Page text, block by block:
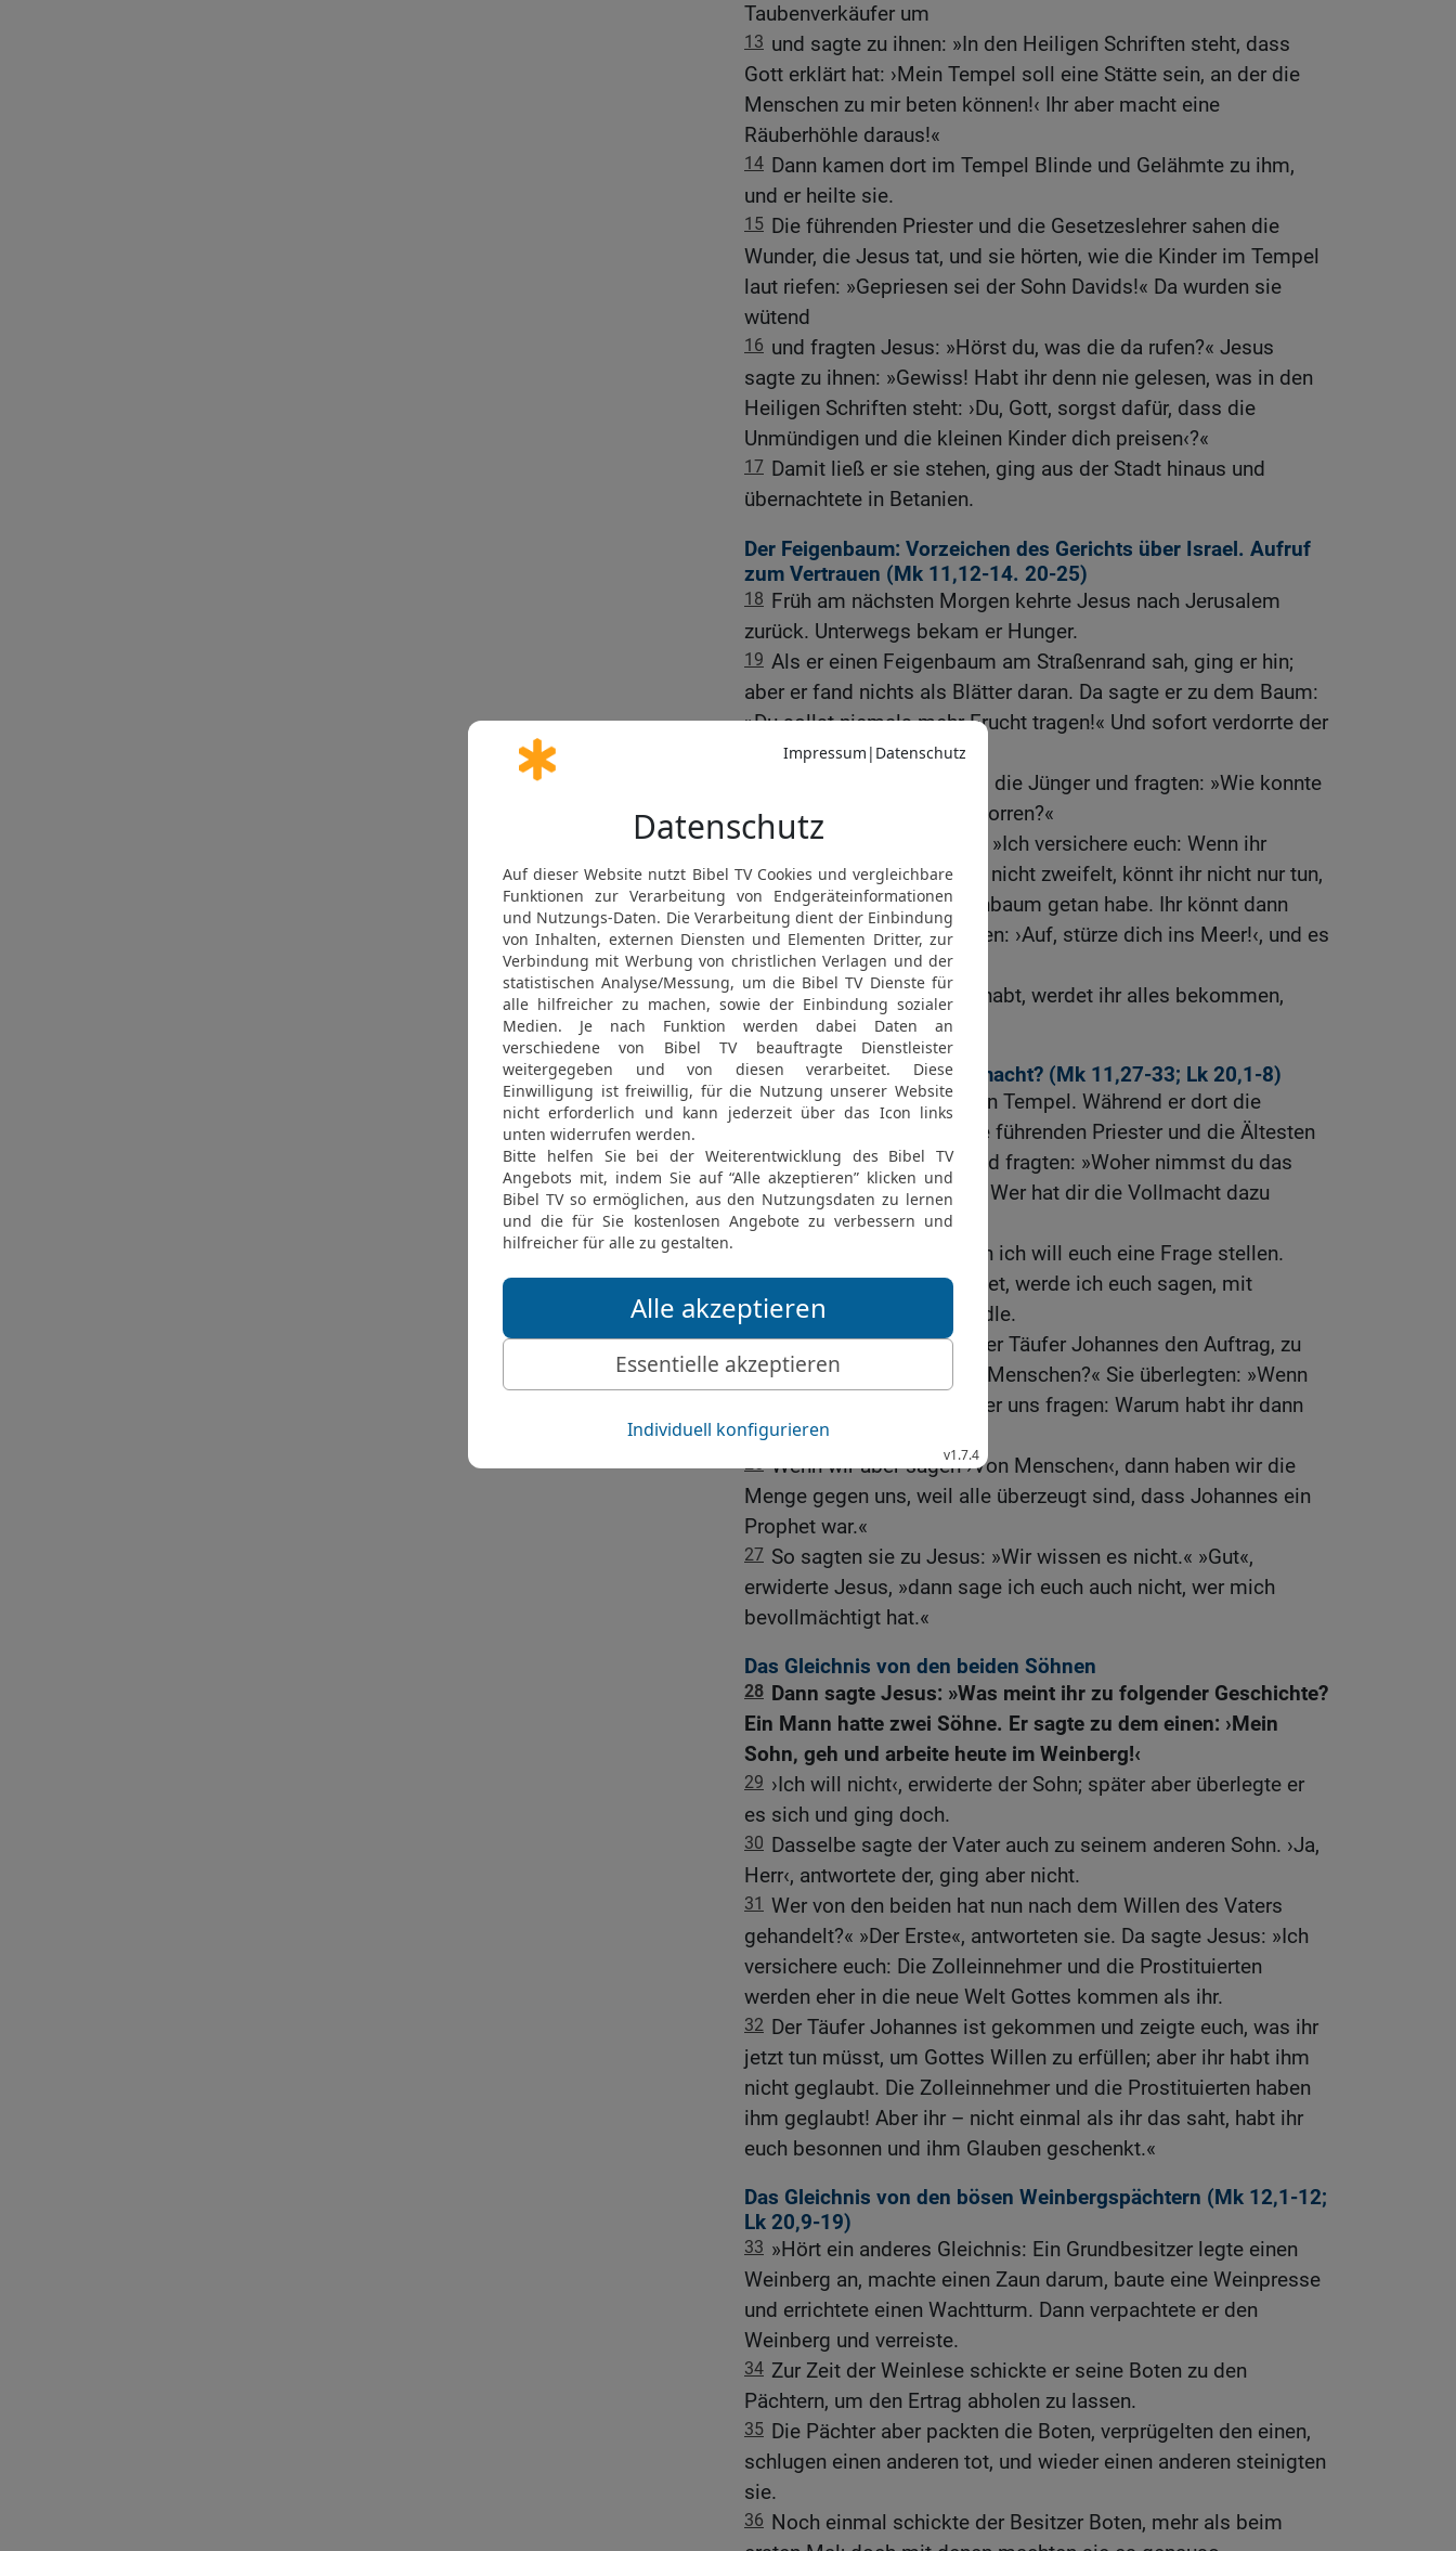
Taubenverkäufer um
13 und sagte zu ihnen: »In den Heiligen Schriften steht, dass
Gott erklärt hat: ›Mein Tempel soll eine Stätte sein, an der die
Menschen zu mir beten können!‹ Ihr aber macht eine
Räuberhöhle daraus!«
14 Dann kamen dort im Tempel Blinde und Gelähmte zu ihm,
und er heilte sie.
15 Die führenden Priester und die Gesetzeslehrer sahen die
Wunder, die Jesus tat, und sie hörten, wie die Kinder im Tempel
laut riefen: »Gepriesen sei der Sohn Davids!« Da wurden sie
wütend
16 und fragten Jesus: »Hörst du, was die da rufen?« Jesus
sagte zu ihnen: »Gewiss! Habt ihr denn nie gelesen, was in den
Heiligen Schriften steht: ›Du, Gott, sorgst dafür, dass die
Unmündigen und die kleinen Kinder dich preisen‹?«
17 Damit ließ er sie stehen, ging aus der Stadt hinaus und
übernachtete in Betanien.
Der Feigenbaum: Vorzeichen des Gerichts über Israel. Aufruf
zum Vertrauen (Mk 11,12-14. 20-25)
18 Früh am nächsten Morgen kehrte Jesus nach Jerusalem
zurück. Unterwegs bekam er Hunger.
19 Als er einen Feigenbaum am Straßenrand sah, ging er hin;
aber er fand nichts als Blätter daran. Da sagte er zu dem Baum:
»Du sollst niemals mehr Frucht tragen!« Und sofort verdorrte der
Baum.
Voller Staunen sahen es die Jünger und fragten: »Wie konnte
der Baum so plötzlich verdorren?«
21 Jesus antwortete ihnen: »Ich versichere euch: Wenn ihr
Vertrauen zu Gott habt und nicht zweifelt, könnt ihr nicht nur tun,
was ich mit diesem Feigenbaum getan habe. Ihr könnt dann
sogar zu diesem Berg sagen: ›Auf, stürze dich ins Meer!‹, und es
wird geschehen.
22 Wenn ihr nur Vertrauen habt, werdet ihr alles bekommen,
worum ihr Gott bittet.«
Woher hat Jesus die Vollmacht? (Mk 11,27-33; Lk 20,1-8)
23 Jesus ging wieder in den Tempel. Während er dort die
Menschen lehrte, traten die führenden Priester und die Ältesten
des Volkes an ihn heran und fragten: »Woher nimmst du das
Recht, hier so aufzutreten? Wer hat dir die Vollmacht dazu
gegeben?«
Jesus antwortete: »Auch ich will euch eine Frage stellen.
Wenn ihr sie mir beantwortet, werde ich euch sagen, mit
welchem Recht ich so handle.
25 Sagt mir: Woher hatte der Täufer Johannes den Auftrag, zu
taufen? Von Gott oder von Menschen?« Sie überlegten: »Wenn
wir sagen ›Von Gott‹, wird er uns fragen: Warum habt ihr dann
Johannes nicht geglaubt?
Wenn wir aber sagen ›Von Menschen‹, dann haben wir die
Menge gegen uns, weil alle überzeugt sind, dass Johannes ein
Prophet war.«
27 So sagten sie zu Jesus: »Wir wissen es nicht.« »Gut«,
erwiderte Jesus, »dann sage ich euch auch nicht, wer mich
bevollmächtigt hat.«
Das Gleichnis von den beiden Söhnen
28 Dann sagte Jesus: »Was meint ihr zu folgender Geschichte?
Ein Mann hatte zwei Söhne. Er sagte zu dem einen: ›Mein
Sohn, geh und arbeite heute im Weinberg!‹
29 ›Ich will nicht‹, erwiderte der Sohn; später aber überlegte er
es sich und ging doch.
30 Dasselbe sagte der Vater auch zu seinem anderen Sohn. ›Ja,
Herr‹, antwortete der, ging aber nicht.
31 Wer von den beiden hat nun nach dem Willen des Vaters
gehandelt?« »Der Erste«, antworteten sie. Da sagte Jesus: »Ich
versichere euch: Die Zolleinnehmer und die Prostituierten
werden eher in die neue Welt Gottes kommen als ihr.
32 Der Täufer Johannes ist gekommen und zeigte euch, was ihr
jetzt tun müsst, um Gottes Willen zu erfüllen; aber ihr habt ihm
nicht geglaubt. Die Zolleinnehmer und die Prostituierten haben
ihm geglaubt! Aber ihr – nicht einmal als ihr das saht, habt ihr
euch besonnen und ihm Glauben geschenkt.«
Das Gleichnis von den bösen Weinbergspächtern (Mk 12,1-12;
Lk 20,9-19)
33 »Hört ein anderes Gleichnis: Ein Grundbesitzer legte einen
Weinberg an, machte einen Zaun darum, baute eine Weinpresse
und errichtete einen Wachtturm. Dann verpachtete er den
Weinberg und verreiste.
34 Zur Zeit der Weinlese schickte er seine Boten zu den
Pächtern, um den Ertrag abholen zu lassen.
35 Die Pächter aber packten die Boten, verprügelten den einen,
schlugen einen anderen tot, und wieder einen anderen steinigten
sie.
36 Noch einmal schickte der Besitzer Boten, mehr als beim